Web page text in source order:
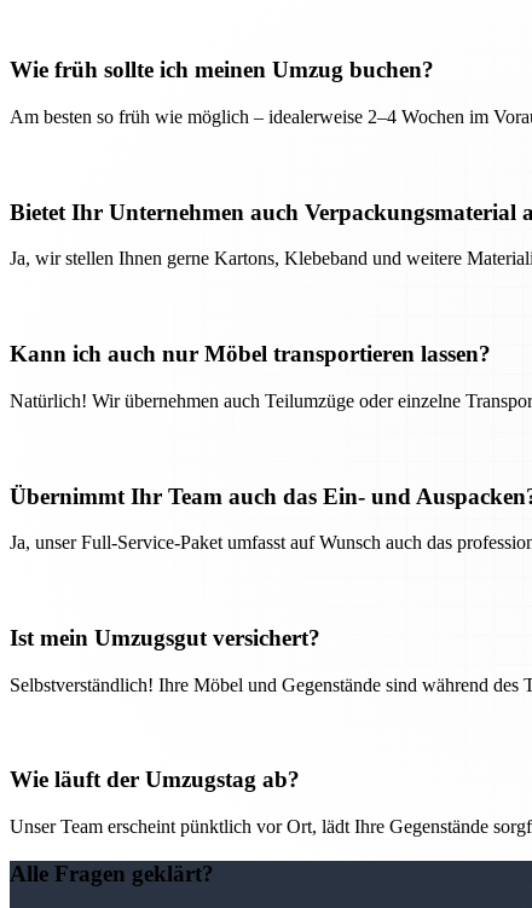
Wie früh sollte ich meinen Umzug buchen?
Am besten so früh wie möglich – idealerweise 2–4 Wochen im
Bietet Ihr Unternehmen auch Verpackungsmaterial
Ja, wir stellen Ihnen gerne Kartons, Klebeband und weitere
Kann ich auch nur Möbel transportieren lassen?
Natürlich! Wir übernehmen auch Teilumzüge oder einzelne
Übernimmt Ihr Team auch das Ein- und
Ja, unser Full-Service-Paket umfasst auf Wunsch auch das
Ist mein Umzugsgut versichert?
Selbstverständlich! Ihre Möbel und Gegenstände sind während des
Wie läuft der Umzugstag ab?
Unser Team erscheint pünktlich vor Ort, lädt Ihre Gegenstände
Alle Fragen geklärt?